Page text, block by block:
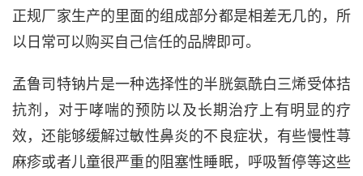
正规厂家生产的里面的组成部分都是相差无几的，所
以日常可以购买自己信任的品牌即可。
孟鲁司特钠片是一种选择性的半胱氨酰白三烯受体拮
抗剂，对于哮喘的预防以及长期治疗上有明显的疗
效，还能够缓解过敏性鼻炎的不良症状，有些慢性荨
麻疹或者儿童很严重的阻塞性睡眠，呼吸暂停等这些